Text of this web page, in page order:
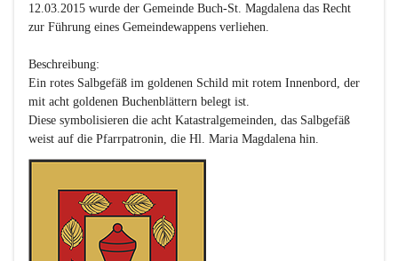
12.03.2015 wurde der Gemeinde Buch-St. Magdalena das Recht
zur Führung eines Gemeindewappens verliehen.
Beschreibung:
Ein rotes Salbgefäß im goldenen Schild mit rotem Innenbord, der
mit acht goldenen Buchenblättern belegt ist.
Diese symbolisieren die acht Katastralgemeinden, das Salbgefäß